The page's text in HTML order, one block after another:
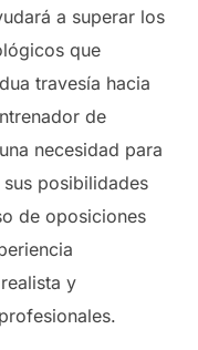
a superar los
que
travesía hacia
de
necesidad para
posibilidades
de oposiciones
y